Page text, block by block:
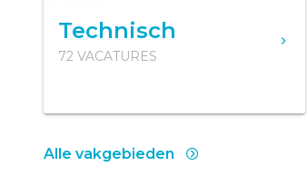
Technisch
72 VACATURES
Alle vakgebieden